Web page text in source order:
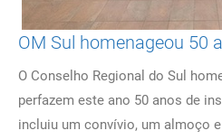
OM Sul homenageou 50
O Conselho Regional do Sul
perfazem este ano 50 anos de
incluiu um convívio, um almoço